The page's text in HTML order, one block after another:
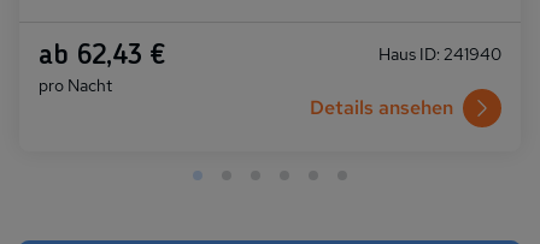
ab 62,43 €
pro Nacht
Haus ID: 241940
Details ansehen